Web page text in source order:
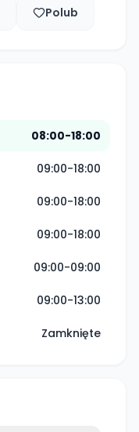
Polub
08:00-18:00
09:00-18:00
09:00-18:00
09:00-18:00
09:00-09:00
09:00-13:00
Zamknięte